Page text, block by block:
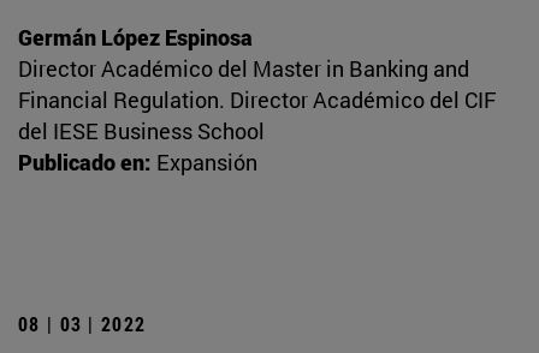
Germán López Espinosa
Director Académico del Master in Banking and
Financial Regulation. Director Académico del CIF
del IESE Business School
Publicado en: Expansión
08 | 03 | 2022